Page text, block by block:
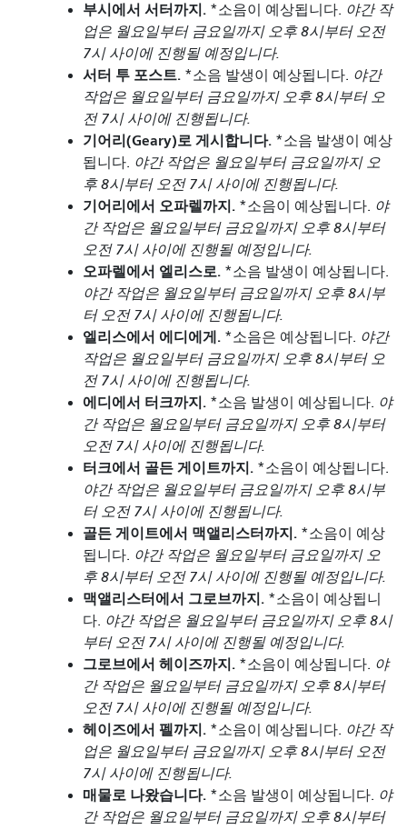
부시에서 서터까지. *소음이 예상됩니다. 야간 작
업은 월요일부터 금요일까지 오후 8시부터 오전
7시 사이에 진행될 예정입니다.
서터 투 포스트. *소음 발생이 예상됩니다. 야간
작업은 월요일부터 금요일까지 오후 8시부터 오
전 7시 사이에 진행됩니다.
기어리(Geary)로 게시합니다. *소음 발생이 예상
됩니다. 야간 작업은 월요일부터 금요일까지 오
후 8시부터 오전 7시 사이에 진행됩니다.
기어리에서 오파렐까지. *소음이 예상됩니다. 야
간 작업은 월요일부터 금요일까지 오후 8시부터
오전 7시 사이에 진행될 예정입니다.
오파렐에서 엘리스로. *소음 발생이 예상됩니다.
야간 작업은 월요일부터 금요일까지 오후 8시부
터 오전 7시 사이에 진행됩니다.
엘리스에서 에디에게. *소음은 예상됩니다. 야간
작업은 월요일부터 금요일까지 오후 8시부터 오
전 7시 사이에 진행됩니다.
에디에서 터크까지. *소음 발생이 예상됩니다. 야
간 작업은 월요일부터 금요일까지 오후 8시부터
오전 7시 사이에 진행됩니다.
터크에서 골든 게이트까지. *소음이 예상됩니다.
야간 작업은 월요일부터 금요일까지 오후 8시부
터 오전 7시 사이에 진행됩니다.
골든 게이트에서 맥앨리스터까지. *소음이 예상
됩니다. 야간 작업은 월요일부터 금요일까지 오
후 8시부터 오전 7시 사이에 진행될 예정입니다.
맥앨리스터에서 그로브까지. *소음이 예상됩니
다. 야간 작업은 월요일부터 금요일까지 오후 8시
부터 오전 7시 사이에 진행될 예정입니다.
그로브에서 헤이즈까지. *소음이 예상됩니다. 야
간 작업은 월요일부터 금요일까지 오후 8시부터
오전 7시 사이에 진행될 예정입니다.
헤이즈에서 펠까지. *소음이 예상됩니다. 야간 작
업은 월요일부터 금요일까지 오후 8시부터 오전
7시 사이에 진행됩니다.
매물로 나왔습니다. *소음 발생이 예상됩니다. 야
간 작업은 월요일부터 금요일까지 오후 8시부터